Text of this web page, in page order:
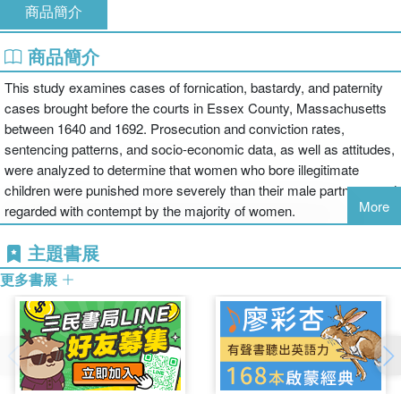
商品簡介
商品簡介
This study examines cases of fornication, bastardy, and paternity
cases brought before the courts in Essex County, Massachusetts
between 1640 and 1692. Prosecution and conviction rates,
sentencing patterns, and socio-economic data, as well as attitudes,
were analyzed to determine that women who bore illegitimate
children were punished more severely than their male partners, and
regarded with contempt by the majority of women.
More
主題書展
更多書展